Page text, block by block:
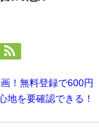
！無料登録で600円
地を要確認できる！